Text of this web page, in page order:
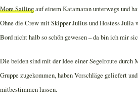
More Sailingauf einem Katamaran unterwegs und
Ohne die Crew mit Skipper Julius und Hostess Julia
Bord nicht halb so schön gewesen – da bin ich mir
Die beiden sind mit der Idee einer Segelroute
Gruppe zugekommen, haben Vorschläge geliefert
mitbestimmen lassen.